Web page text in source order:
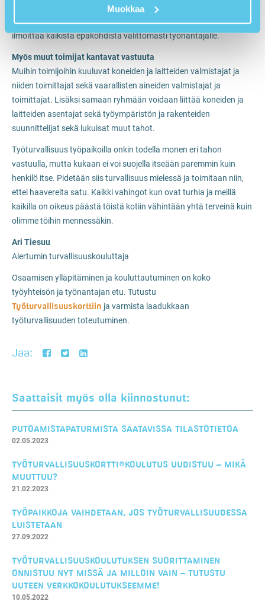
Muokkaa
tarvitaan esihenkilön lupa. Työntekijän tulee lisäksi poistaa
havaitsemansa vaaratekijät mahdollisuuksiensa mukaan ja
ilmoittaa kaikista epäkohdista välittömästi työnantajalle.
Myös muut toimijat kantavat vastuuta
Muihin toimijoihin kuuluvat koneiden ja laitteiden valmistajat ja
niiden toimittajat sekä vaarallisten aineiden valmistajat ja
toimittajat. Lisäksi samaan ryhmään voidaan liittää koneiden ja
laitteiden asentajat sekä työympäristön ja rakenteiden
suunnittelijat sekä lukuisat muut tahot.
Työturvallisuus työpaikoilla onkin todella monen eri tahon
vastuulla, mutta kukaan ei voi suojella itseään paremmin kuin
henkilö itse. Pidetään siis turvallisuus mielessä ja toimitaan niin,
ettei haavereita satu. Kaikki vahingot kun ovat turhia ja meillä
kaikilla on oikeus päästä töistä kotiin vähintään yhtä terveinä kuin
olimme töihin mennessäkin.
Ari Tiesuu
Alertumin turvallisuuskouluttaja
Osaamisen ylläpitäminen ja kouluttautuminen on koko
työyhteisön ja työnantajan etu. Tutustu
Työturvallisuuskorttiin ja varmista laadukkaan
työturvallisuuden toteutuminen.
Jaa:
Saattaisit myös olla kiinnostunut:
PUTOAMISTAPATURMISTA SAATAVISSA TILASTOTIETOA
02.05.2023
TYÖTURVALLISUUSKORTTI®KOULUTUS UUDISTUU – MIKÄ
MUUTTUU?
21.02.2023
TYÖPAIKKOJA VAIHDETAAN, JOS TYÖTURVALLISUUDESSA
LUISTETAAN
27.09.2022
TYÖTURVALLISUUSKOULUTUKSEN SUORITTAMINEN
ONNISTUU NYT MISSÄ JA MILLOIN VAIN – TUTUSTU
UUTEEN VERKKOKOULUTUKSEEMME!
10.05.2022